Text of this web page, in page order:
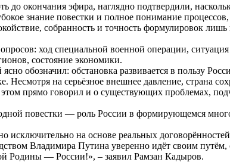
окончания эфира, наглядно подтвердили,
знание повестки и полное понимание
собранность и точность формулировок лишь
ход специальной военной операции,
состояние экономики.
обозначил: обстановка развивается в пользу
на серьёзное внешнее давление, страна
прямо говорил и о существующих проблемах,
повестки — роль России в формирующемся
исключительно на основе реальных
Владимира Путина уверенно идёт своим
Родины — России!», – заявил Рамзан Кадыров.